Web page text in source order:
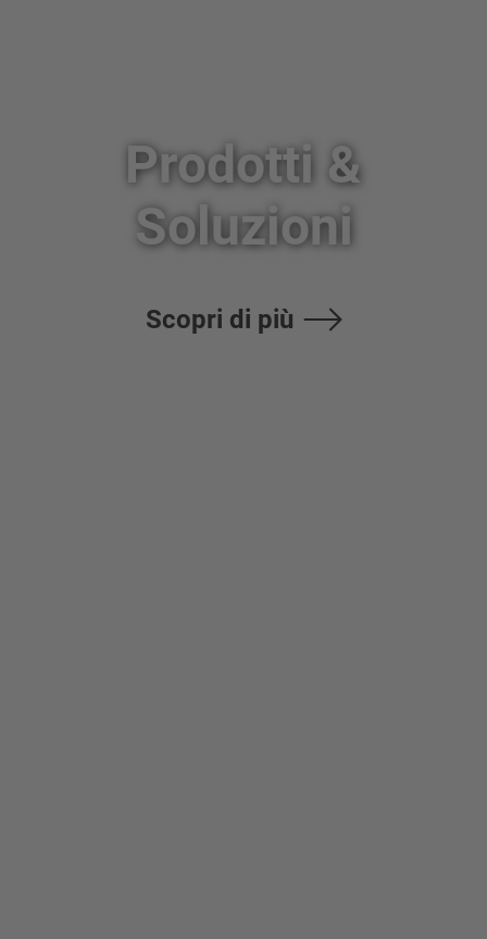
Prodotti &
Soluzioni
Scopri di più